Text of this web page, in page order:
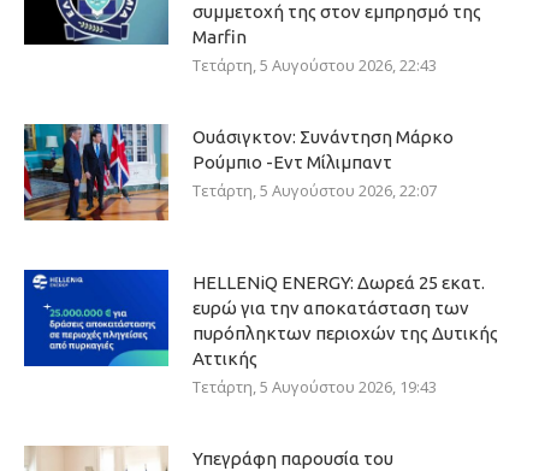
συμμετοχή της στον εμπρησμό της
Marfin
Τετάρτη, 5 Αυγούστου 2026, 22:43
Ουάσιγκτον: Συνάντηση Μάρκο
Ρούμπιο -Εντ Μίλιμπαντ
Τετάρτη, 5 Αυγούστου 2026, 22:07
HELLENiQ ENERGY: Δωρεά 25 εκατ.
ευρώ για την αποκατάσταση των
πυρόπληκτων περιοχών της Δυτικής
Αττικής
Τετάρτη, 5 Αυγούστου 2026, 19:43
Υπεγράφη παρουσία του